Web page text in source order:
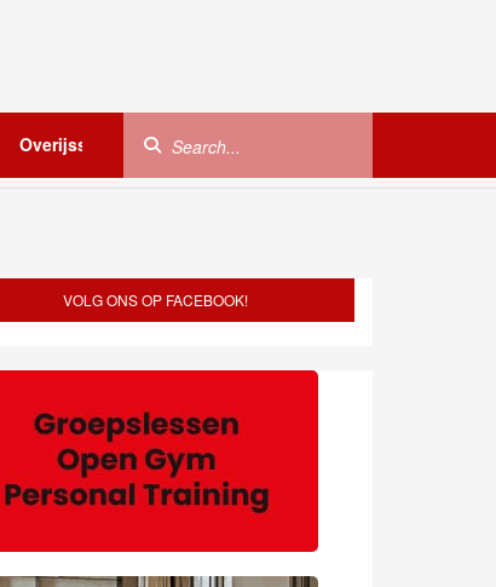
Overijssel Utrecht Zeeland
VOLG ONS OP FACEBOOK!